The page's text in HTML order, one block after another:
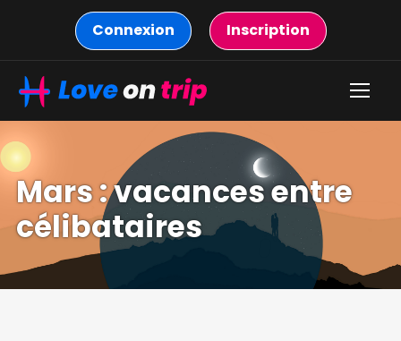
Connexion Inscription
Mars : vacances entre
célibataires